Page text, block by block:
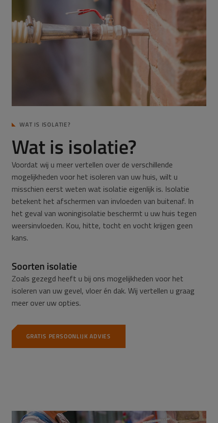
WAT IS ISOLATIE?
Wat is isolatie?
Voordat wij u meer vertellen over de verschillende
mogelijkheden voor het isoleren van uw huis, wilt u
misschien eerst weten wat isolatie eigenlijk is. Isolatie
betekent het afschermen van invloeden van buitenaf. In
het geval van woningisolatie beschermt u uw huis tegen
weersinvloeden. Kou, hitte, tocht en vocht krijgen geen
kans.
Soorten isolatie
Zoals gezegd heeft u bij ons mogelijkheden voor het
isoleren van uw gevel, vloer én dak. Wij vertellen u graag
meer over uw opties.
GRATIS PERSOONLIJK ADVIES